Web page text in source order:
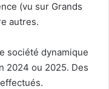
(vu sur Grands
autres.
société dynamique
2024 ou 2025. Des